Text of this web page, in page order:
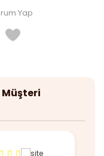
Yap
Müşteri